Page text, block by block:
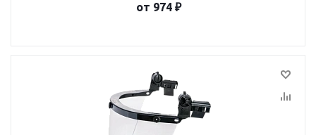
от 974 ₽